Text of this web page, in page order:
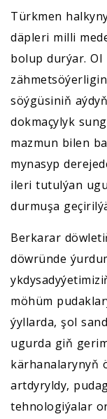
Türkmen
däpleri milli
bolup durýar. Ol
söýgüsiniň
dokmaçylyk
mazmun bilen
mynasyp
ileri tutulýan
durmuşa
Berkarar
döwründe
möhüm
ýyllarda, şol
ugurda giň
kärhanalarynyň
artdyryldy,
tehnologiýalar